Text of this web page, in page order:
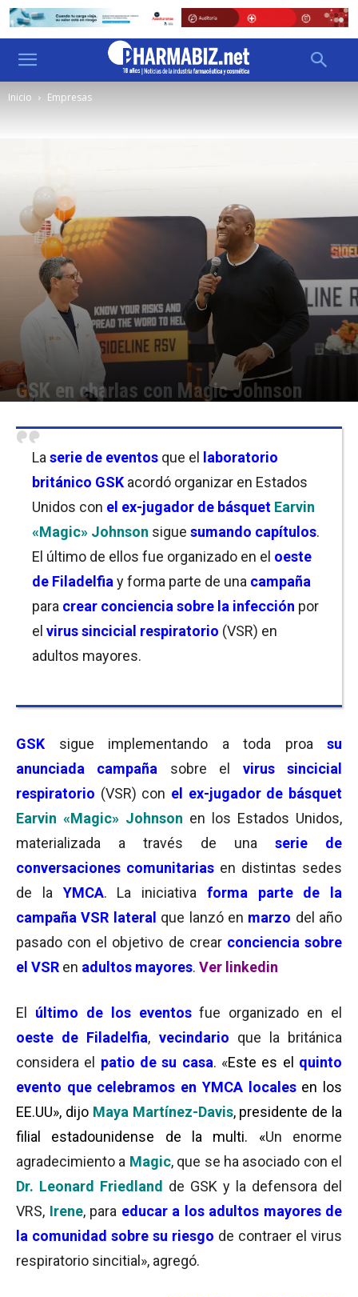
Inicio Empresas
GSK en charlas con Magic Johnson
La serie de eventos que el
laboratorio
británico GSK acordó organizar en Estados
Unidos con el ex-jugador de básquet Earvin
«Magic» Johnson sigue sumando capítulos.
El último de ellos fue organizado en el oeste
de Filadelfia y forma parte de una campaña
para crear conciencia sobre la infección por
el virus sincicial respiratorio (VSR) en
adultos mayores.
GSK sigue implementando a toda proa su
anunciada campaña
sobre el virus sincicial
respiratorio (VSR) con el ex-jugador de básquet
Earvin «Magic» Johnson en los Estados Unidos,
materializada a través de una serie de
conversaciones comunitarias en distintas sedes
de la YMCA. La iniciativa forma parte de la
campañaVSR lateral que lanzó en marzo del año
pasado con el objetivo de crear conciencia sobre
el VSR en adultos mayores. Ver linkedin
El último de los eventos fue organizado en el
oeste de Filadelfia, vecindario que la británica
considera el patio de su casa. «Este es el quinto
evento que celebramos en YMCA localesen los
EE.UU», dijo Maya Martínez-Davis, presidente de la
filial estadounidense de la multi. «Un enorme
agradecimiento a Magic, que se ha asociado con el
Dr. Leonard Friedland de GSK y la defensora del
VRS, Irene, para educar a los adultos mayores de
la comunidad sobre su riesgo de contraer el virus
respiratorio sincitial», agregó.